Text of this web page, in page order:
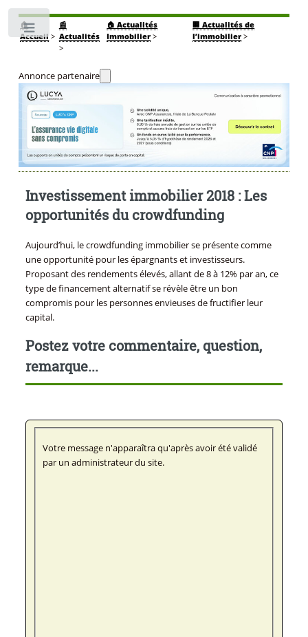
🏠
Accueil>
📰
Actualités
>
🏠 Actualités
Immobilier >
🏢 Actualités de
l’immobilier >
Annonce partenaire
Investissement immobilier 2018 : Les
opportunités du crowdfunding
Aujourd’hui, le crowdfunding immobilier se présente comme
une opportunité pour les épargnants et investisseurs.
Proposant des rendements élevés, allant de 8 à 12% par an, ce
type de financement alternatif se révèle être un bon
compromis pour les personnes envieuses de fructifier leur
capital.
Postez votre commentaire, question,
remarque...
Votre message n'apparaîtra qu'après avoir été validé
par un administrateur du site.
Toggle